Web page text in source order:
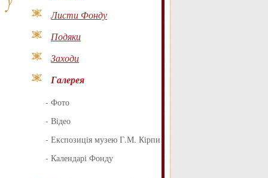
Листи Фонду
Подяки
Заходи
Галерея
- Фото
- Відео
- Експозиція музею Г.М. Кірпи
- Календарі Фонду